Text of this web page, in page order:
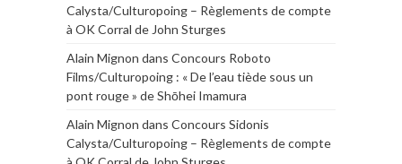
Calysta/Culturopoing – Règlements de compte
à OK Corral de John Sturges
Alain Mignon dans Concours Roboto
Films/Culturopoing : « De l’eau tiède sous un
pont rouge » de Shōhei Imamura
Alain Mignon dans Concours Sidonis
Calysta/Culturopoing – Règlements de compte